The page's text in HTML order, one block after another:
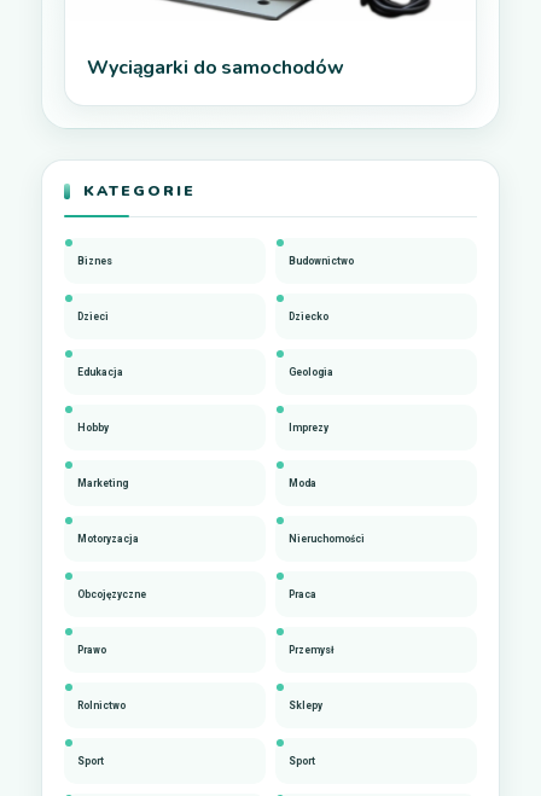
Wyciągarki do samochodów
KATEGORIE
Biznes Budownictwo
Dzieci Dziecko
Edukacja Geologia
Hobby Imprezy
Marketing Moda
Motoryzacja Nieruchomości
Obcojęzyczne Praca
Prawo Przemysł
Rolnictwo Sklepy
Sport Sport